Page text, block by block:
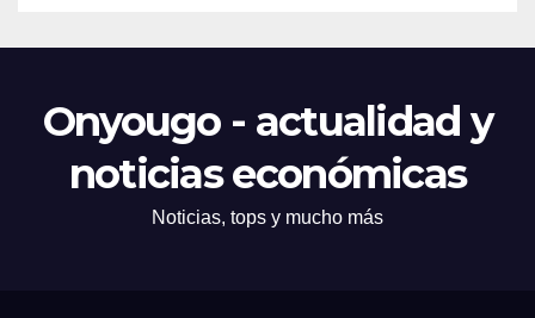
Onyougo - actualidad y
noticias económicas
Noticias, tops y mucho más